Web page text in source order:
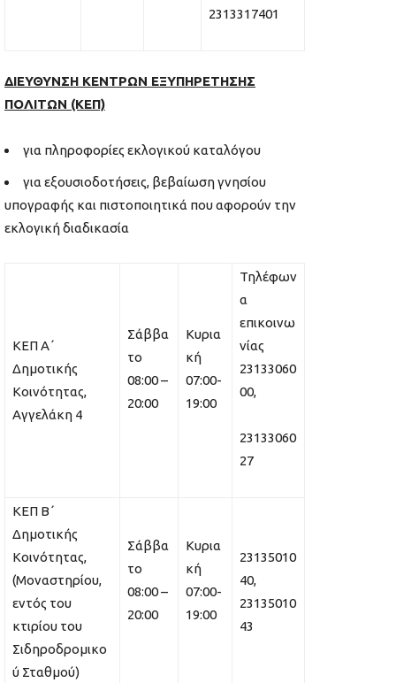
2313317401
ΔΙΕΥΘΥΝΣΗ ΚΕΝΤΡΩΝ ΕΞΥΠΗΡΕΤΗΣΗΣ
ΠΟΛΙΤΩΝ (ΚΕΠ)
για πληροφορίες εκλογικού καταλόγου
για εξουσιοδοτήσεις, βεβαίωση γνησίου
υπογραφής και πιστοποιητικά που αφορούν την
εκλογική διαδικασία
ΚΕΠ Α΄
Δημοτικής
Κοινότητας,
Αγγελάκη 4
Σάββα
το
08:00 –
20:00
Κυρια
κή
07:00-
19:00
Τηλέφων
α
επικοινω
νίας
23133060
00,
23133060
27
ΚΕΠ Β΄
Δημοτικής
Κοινότητας,
(Μοναστηρίου,
εντός του
κτιρίου του
Σιδηροδρομικο
ύ Σταθμού)
Σάββα
το
08:00 –
20:00
Κυρια
κή
07:00-
19:00
23135010
40,
23135010
43